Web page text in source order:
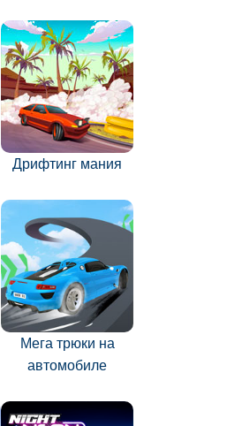
Дрифтинг мания
Мега трюки на
автомобиле